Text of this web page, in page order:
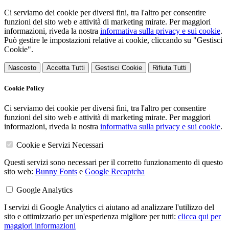
Ci serviamo dei cookie per diversi fini, tra l'altro per consentire
funzioni del sito web e attività di marketing mirate. Per maggiori
informazioni, riveda la nostra informativa sulla privacy e sui cookie.
Può gestire le impostazioni relative ai cookie, cliccando su "Gestisci
Cookie".
Nascosto Accetta Tutti Gestisci Cookie Rifiuta Tutti
Cookie Policy
Ci serviamo dei cookie per diversi fini, tra l'altro per consentire
funzioni del sito web e attività di marketing mirate. Per maggiori
informazioni, riveda la nostra informativa sulla privacy e sui cookie.
Cookie e Servizi Necessari
Questi servizi sono necessari per il corretto funzionamento di questo
sito web: Bunny Fonts e Google Recaptcha
Google Analytics
I servizi di Google Analytics ci aiutano ad analizzare l'utilizzo del
sito e ottimizzarlo per un'esperienza migliore per tutti: clicca qui per
maggiori informazioni